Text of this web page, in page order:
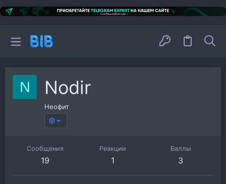
N Nodir
Неофит
Сообщения
19
Реакции
1
Баллы
3